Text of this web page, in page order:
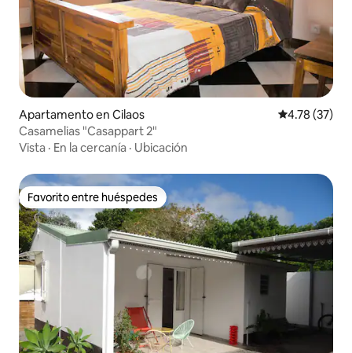
Apartamento en Cilaos Calificación
4.78 (37)
Casamelias "Casappart 2"
Vista · En la cercanía · Ubicación
Favorito entre huéspedes
Favorito entre huéspedes